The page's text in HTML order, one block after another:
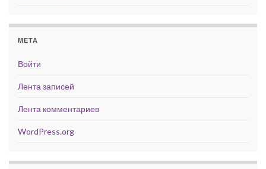
МЕТА
Войти
Лента записей
Лента комментариев
WordPress.org